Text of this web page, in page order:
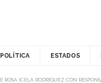
POLÍTICA ESTADOS
ROSA ICELA RODRÍGUEZ CON